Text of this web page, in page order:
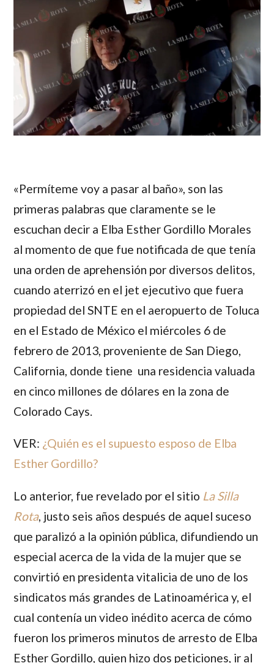
«Permíteme voy a pasar al baño», son las
primeras palabras que claramente se le
escuchan decir a Elba Esther Gordillo Morales
al momento de que fue notificada de que tenía
una orden de aprehensión por diversos delitos,
cuando aterrizó en el jet ejecutivo que fuera
propiedad del SNTE en el aeropuerto de Toluca
en el Estado de México el miércoles 6 de
febrero de 2013, proveniente de San Diego,
California, donde tiene una residencia valuada
en cinco millones de dólares en la zona de
Colorado Cays.
VER: ¿Quién es el supuesto esposo de Elba
Esther Gordillo?
Lo anterior, fue revelado por el sitio La Silla
Rota, justo seis años después de aquel suceso
que paralizó a la opinión pública, difundiendo un
especial acerca de la vida de la mujer que se
convirtió en presidenta vitalicia de uno de los
sindicatos más grandes de Latinoamérica y, el
cual contenía un video inédito acerca de cómo
fueron los primeros minutos de arresto de Elba
Esther Gordillo, quien hizo dos peticiones, ir al